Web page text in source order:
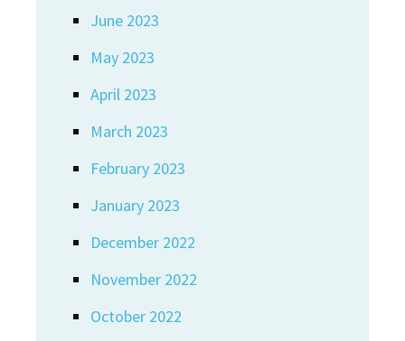
June 2023
May 2023
April 2023
March 2023
February 2023
January 2023
December 2022
November 2022
October 2022